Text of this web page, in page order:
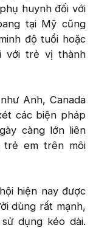
huynh đối với
tại Mỹ cũng
độ tuổi hoặc
với trẻ vị thành
Anh, Canada
các biện pháp
càng lớn liên
trẻ em trên môi
hiện nay được
dùng rất mạnh,
dụng kéo dài.